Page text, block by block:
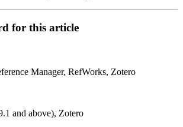
for this article
Manager, RefWorks, Zotero
and above), Zotero